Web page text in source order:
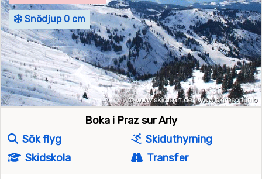
Snödjup 0 cm
Boka i Praz sur Arly
Sök flyg
Skiduthyrning
Skidskola
Transfer